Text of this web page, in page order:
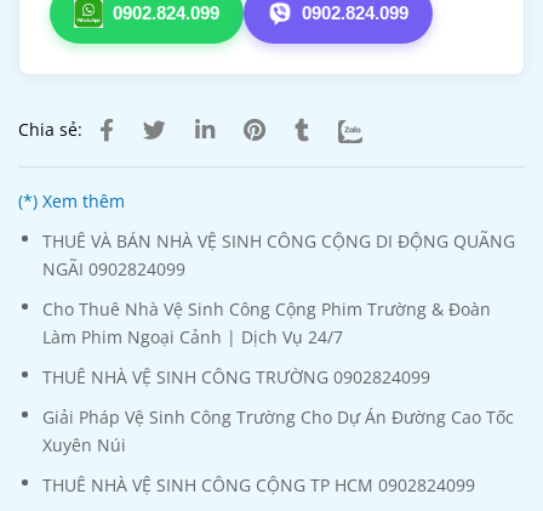
0902.824.099 0902.824.099
Chia sẻ:
(*) Xem thêm
THUÊ VÀ BÁN NHÀ VỆ SINH CÔNG CỘNG DI ĐỘNG QUÃNG
NGÃI 0902824099
Cho Thuê Nhà Vệ Sinh Công Cộng Phim Trường & Đoàn
Làm Phim Ngoại Cảnh | Dịch Vụ 24/7
THUÊ NHÀ VỆ SINH CÔNG TRƯỜNG 0902824099
Giải Pháp Vệ Sinh Công Trường Cho Dự Án Đường Cao Tốc
Xuyên Núi
THUÊ NHÀ VỆ SINH CÔNG CỘNG TP HCM 0902824099